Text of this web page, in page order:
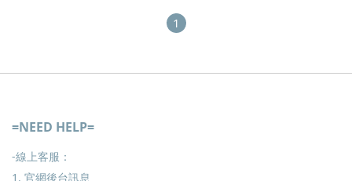
1
=NEED HELP=
-線上客服：
1. 官網後台訊息